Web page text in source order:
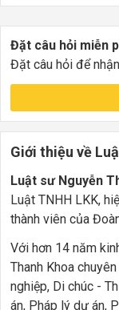
Đặt câu hỏi miễn
Đặt câu hỏi để
Giới thiệu về
Luật sư Nguyễn
Luật TNHH LKK,
thành viên của
Với hơn 14 năm
Thanh Khoa
nghiệp, Di chúc -
án, Pháp lý dự án,